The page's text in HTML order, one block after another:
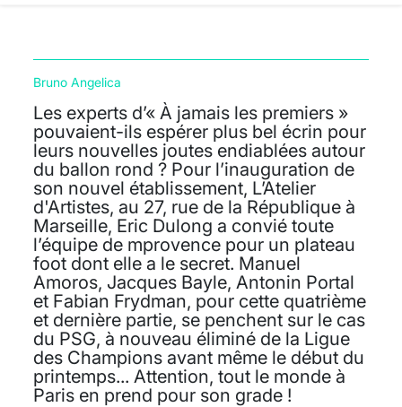
Les experts d’« À jamais les premiers »
pouvaient-ils espérer plus bel écrin pour
leurs nouvelles joutes endiablées autour
du ballon rond ? Pour l’inauguration de
son nouvel établissement, L’Atelier
d'Artistes, au 27, rue de la République à
Marseille, Eric Dulong a convié toute
l’équipe de mprovence pour un plateau
foot dont elle a le secret. Manuel
Amoros, Jacques Bayle, Antonin Portal
et Fabian Frydman, pour cette quatrième
et dernière partie, se penchent sur le cas
du PSG, à nouveau éliminé de la Ligue
des Champions avant même le début du
printemps... Attention, tout le monde à
Paris en prend pour son grade !
Bruno Angelica